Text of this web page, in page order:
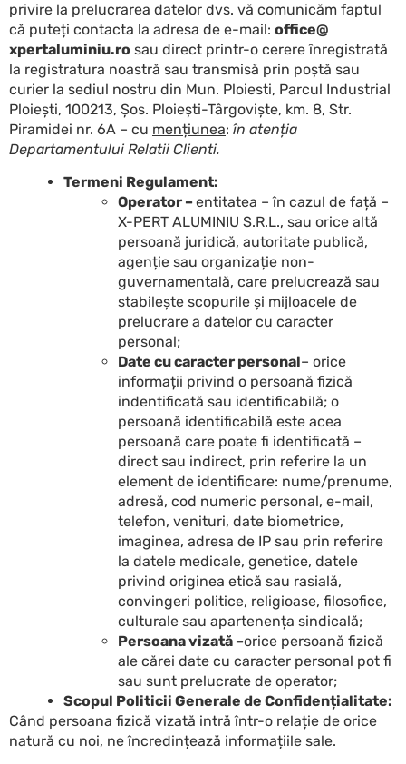
privire la prelucrarea datelor dvs. vă comunicăm faptul
că puteți contacta la adresa de e-mail: office@
xpertaluminiu.ro sau direct printr-o cerere înregistrată
la registratura noastră sau transmisă prin poștă sau
curier la sediul nostru din Mun. Ploiesti, Parcul Industrial
Ploiești, 100213, Șos. Ploiești-Târgoviște, km. 8, Str.
Piramidei nr. 6A – cu mențiunea: în atenția
Departamentului Relatii Clienti.
Termeni Regulament:
Operator –entitatea – în cazul de față –
X-PERT ALUMINIU S.R.L., sau orice altă
persoană juridică, autoritate publică,
agenție sau organizație non-
guvernamentală, care prelucrează sau
stabilește scopurile și mijloacele de
prelucrare a datelor cu caracter
personal;
Date cu caracter personal– orice
informații privind o persoană fizică
indentificată sau identificabilă; o
persoană identificabilă este acea
persoană care poate fi identificată –
direct sau indirect, prin referire la un
element de identificare: nume/prenume,
adresă, cod numeric personal, e-mail,
telefon, venituri, date biometrice,
imaginea, adresa de IP sau prin referire
la datele medicale, genetice, datele
privind originea etică sau rasială,
convingeri politice, religioase, filosofice,
culturale sau apartenența sindicală;
Persoana vizată –orice persoană fizică
ale cărei date cu caracter personal pot fi
sau sunt prelucrate de operator;
Scopul Politicii Generale de Confidențialitate:
Când persoana fizică vizată intră într-o relație de orice
natură cu noi, ne încredințează informațiile sale.